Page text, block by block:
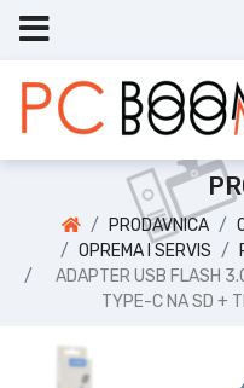
PRODAVNICA
OPREMA I SERVIS
ADAPTER USB FLASH
TYPE-C NA SD +